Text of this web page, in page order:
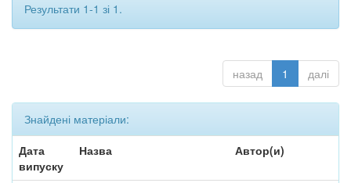
Результати 1-1 зі 1.
назад 1 далі
Знайдені матеріали:
Дата
випуску
Назва Автор(и)